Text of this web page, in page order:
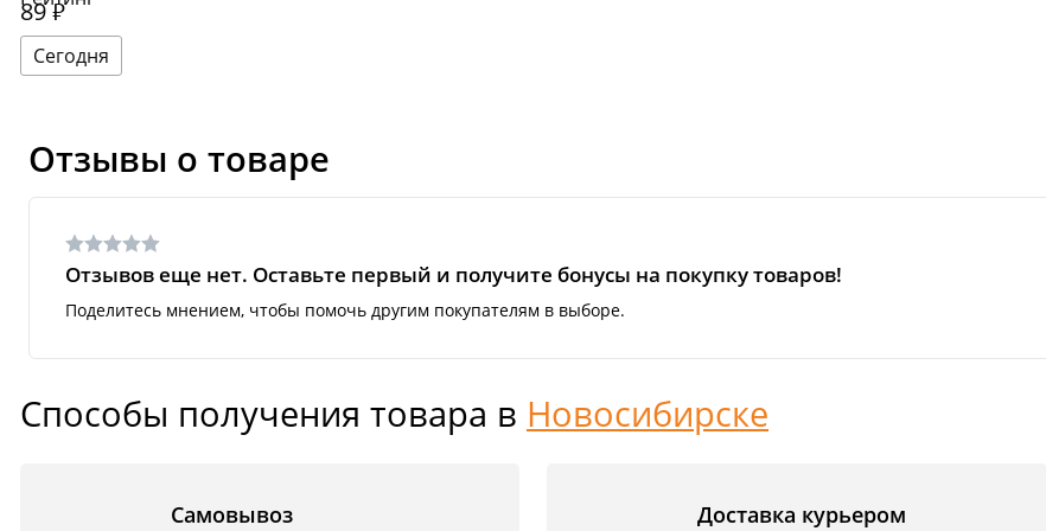
89₽
Сегодня
Отзывы о товаре
Отзывов еще нет. Оставьте первый и получите бонусы на покупку товаров!
Поделитесь мнением, чтобы помочь другим покупателям в выборе.
Способы получения товара в Новосибирске
Самовывоз Доставка курьером